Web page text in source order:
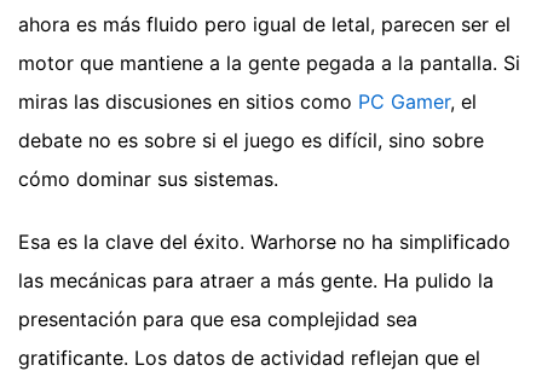
ahora es más fluido pero igual de letal, parecen ser el
motor que mantiene a la gente pegada a la pantalla. Si
miras las discusiones en sitios como PC Gamer, el
debate no es sobre si el juego es difícil, sino sobre
cómo dominar sus sistemas.
Esa es la clave del éxito. Warhorse no ha simplificado
las mecánicas para atraer a más gente. Ha pulido la
presentación para que esa complejidad sea
gratificante. Los datos de actividad reflejan que el